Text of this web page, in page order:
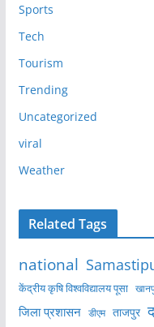
Sports
Tech
Tourism
Trending
Uncategorized
viral
Weather
Related Tags
national
केंद्रीय कृषि विश्वविद्यालय पूसा
जिला प्रशासन डीएम ताजपुर